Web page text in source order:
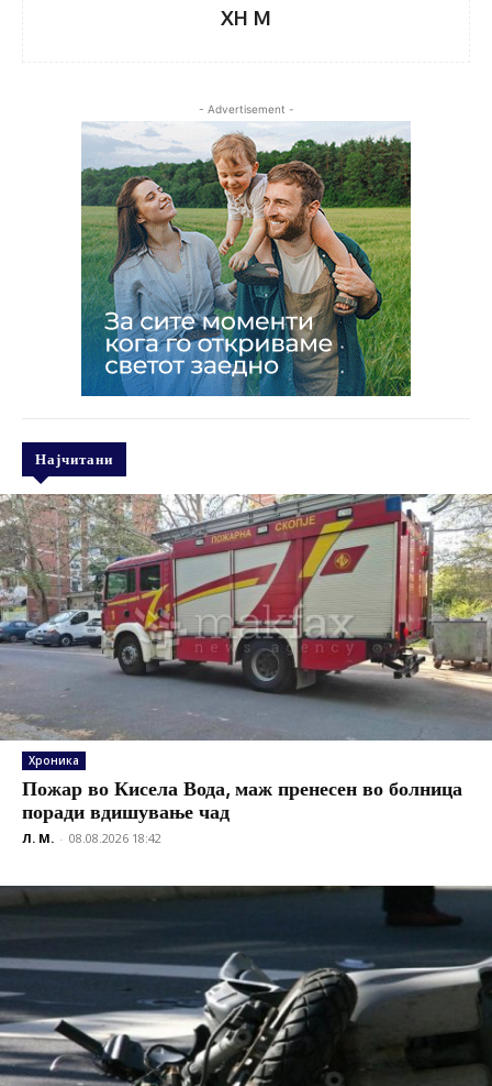
XH M
- Advertisement -
Најчитани
Хроника
Пожар во Кисела Вода, маж пренесен во болница
поради вдишување чад
Л. М. - 08.08.2026 18:42